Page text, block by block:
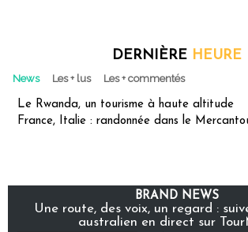
DERNIÈRE HEURE
News Les + lus Les + commentés
Le Rwanda, un tourisme à haute altitude
France, Italie : randonnée dans le
BRAND NEWS
Une route, des voix, un regard :
australien en direct sur